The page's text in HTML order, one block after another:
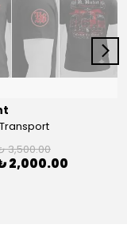
3,500.00
2,000.00